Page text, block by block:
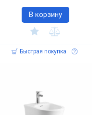
В корзину
Быстрая покупка